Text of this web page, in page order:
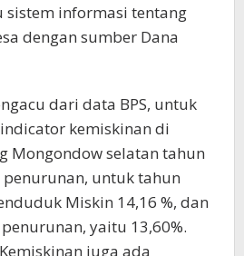
sistem informasi tentang
dengan sumber Dana
dari data BPS, untuk
kemiskinan di
Mongondow selatan tahun
untuk tahun
Miskin 14,16 %, dan
yaitu 13,60%.
juga ada